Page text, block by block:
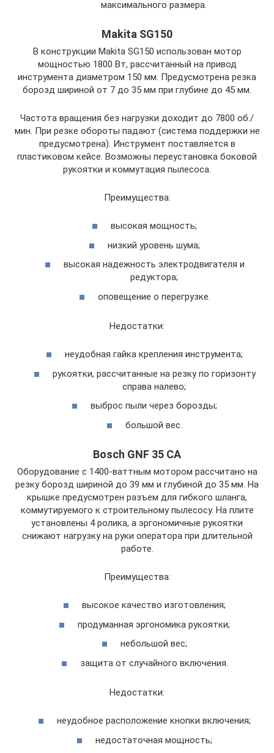
максимального размера.
Makita SG150
В конструкции Makita SG150 использован мотор
мощностью 1800 Вт, рассчитанный на привод
инструмента диаметром 150 мм. Предусмотрена резка
борозд шириной от 7 до 35 мм при глубине до 45 мм.
Частота вращения без нагрузки доходит до 7800 об./
мин. При резке обороты падают (система поддержки не
предусмотрена). Инструмент поставляется в
пластиковом кейсе. Возможны переустановка боковой
рукоятки и коммутация пылесоса.
Преимущества:
высокая мощность;
низкий уровень шума;
высокая надежность электродвигателя и
редуктора;
оповещение о перегрузке.
Недостатки:
неудобная гайка крепления инструмента;
рукоятки, рассчитанные на резку по горизонту
справа налево;
выброс пыли через борозды;
большой вес.
Bosch GNF 35 CA
Оборудование с 1400-ваттным мотором рассчитано на
резку борозд шириной до 39 мм и глубиной до 35 мм. На
крышке предусмотрен разъем для гибкого шланга,
коммутируемого к строительному пылесосу. На плите
установлены 4 ролика, а эргономичные рукоятки
снижают нагрузку на руки оператора при длительной
работе.
Преимущества:
высокое качество изготовления;
продуманная эргономика рукоятки;
небольшой вес;
защита от случайного включения.
Недостатки:
неудобное расположение кнопки включения;
недостаточная мощность;